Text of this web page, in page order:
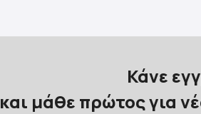
Κάνε
και μάθε πρώτος για